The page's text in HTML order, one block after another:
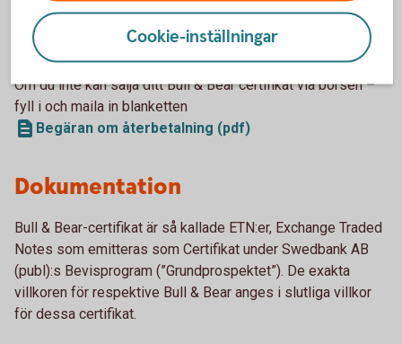
grundprospekt finns att ladda ner på hemsidan.
Bull & Bear-certifikat - villkor ochgrundprospekt
Om du inte kan sälja ditt Bull & Bear certifikat via börsen –
fyll i och maila in blanketten
Begäran om återbetalning (pdf)
Dokumentation
Bull & Bear-certifikat är så kallade ETN:er, Exchange Traded
Notes som emitteras som Certifikat under Swedbank AB
(publ):s Bevisprogram (”Grundprospektet”). De exakta
villkoren för respektive Bull & Bear anges i slutliga villkor
för dessa certifikat.
Cookie-inställningar